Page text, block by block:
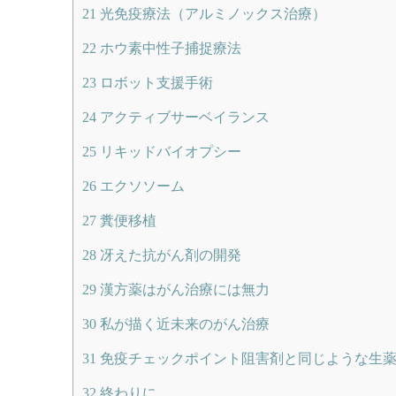
21 光免疫療法（アルミノックス治療）
22 ホウ素中性子捕捉療法
23 ロボット支援手術
24 アクティブサーベイランス
25 リキッドバイオプシー
26 エクソソーム
27 糞便移植
28 冴えた抗がん剤の開発
29 漢方薬はがん治療には無力
30 私が描く近未来のがん治療
31 免疫チェックポイント阻害剤と同じような生薬